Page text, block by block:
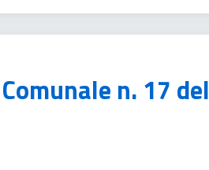
n. 17 del